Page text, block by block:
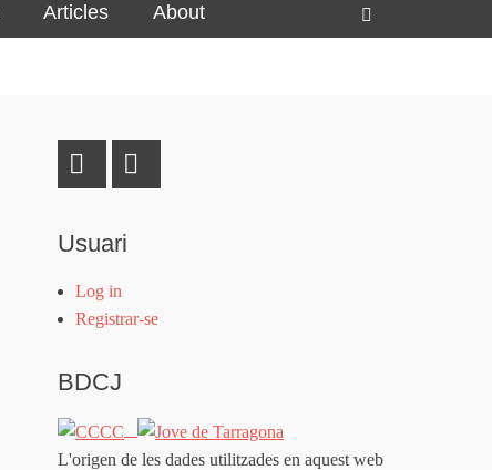
Articles About
Twitter
Usuari
Log in
Registrar-se
BDCJ
L'origen de les dades utilitzades en aquest web